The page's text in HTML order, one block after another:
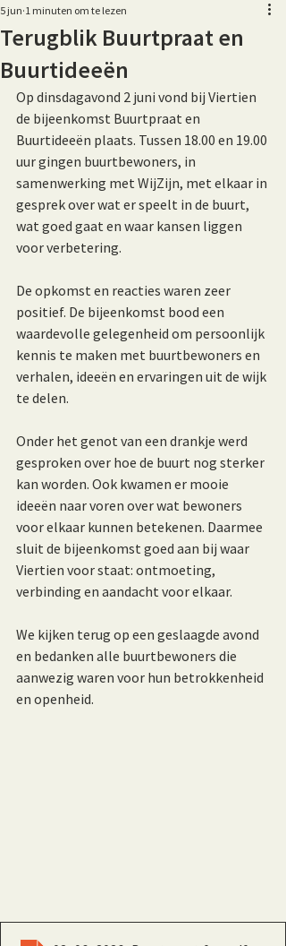
Terugblik Buurtpraat en
Buurtideeën
5 jun 1 minuten om te lezen
Op dinsdagavond 2 juni vond bij Viertien
de bijeenkomst Buurtpraat en
Buurtideeën plaats. Tussen 18.00 en 19.00
uur gingen buurtbewoners, in
samenwerking met WijZijn, met elkaar in
gesprek over wat er speelt in de buurt,
wat goed gaat en waar kansen liggen
voor verbetering.
De opkomst en reacties waren zeer
positief. De bijeenkomst bood een
waardevolle gelegenheid om persoonlijk
kennis te maken met buurtbewoners en
verhalen, ideeën en ervaringen uit de wijk
te delen.
Onder het genot van een drankje werd
gesproken over hoe de buurt nog sterker
kan worden. Ook kwamen er mooie
ideeën naar voren over wat bewoners
voor elkaar kunnen betekenen. Daarmee
sluit de bijeenkomst goed aan bij waar
Viertien voor staat: ontmoeting,
verbinding en aandacht voor elkaar.
We kijken terug op een geslaagde avond
en bedanken alle buurtbewoners die
aanwezig waren voor hun betrokkenheid
en openheid.